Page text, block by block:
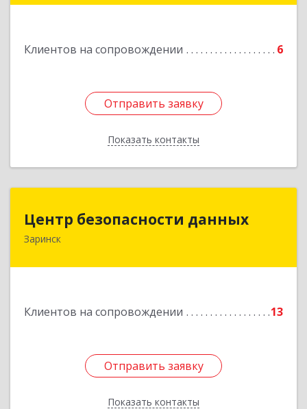
Клиентов на сопровождении 6
Отправить заявку
Показать контакты
Отправить заявку
Назад
Центр безопасности данных
Заринск
Клиентов на сопровождении 13
Отправить заявку
Показать контакты
Центр безопасности данных
659100, Алтайский край, Заринск г, Таратынова
Отправить заявку
Назад